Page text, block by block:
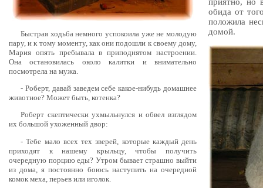
Быстрая ходьба немного успокоила уже не молодую
пару, и к тому моменту, как они подошли к своему дому,
Мария опять пребывала в приподнятом настроении.
Она остановилась около калитки и внимательно
посмотрела на мужа.
- Роберт, давай заведем себе какое-нибудь домашнее
животное? Может быть, котенка?
Роберт скептически ухмыльнулся и обвел взглядом
их большой ухоженный двор:
- Тебе мало всех тех зверей, которые каждый день
приходят к нашему крыльцу, чтобы получить
очередную порцию еды? Утром бывает страшно выйти
из дома, я постоянно боюсь наступить на очередной
комок меха, перьев или иголок.
приятно, но
обида от
положила
домой.